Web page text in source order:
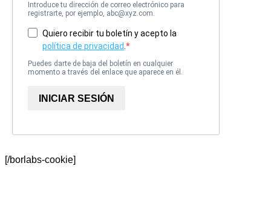
Introduce tu dirección de correo electrónico para
registrarte, por ejemplo, abc@xyz.com.
Quiero recibir tu boletín y acepto la
política de privacidad
Puedes darte de baja del boletín en cualquier
momento a través del enlace que aparece en él.
INICIAR SESIÓN
[/borlabs-cookie]